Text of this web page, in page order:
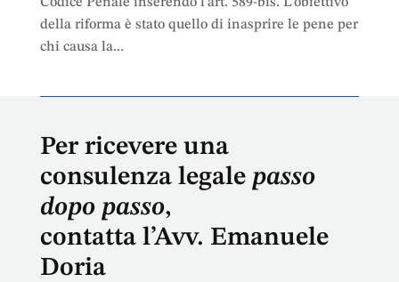
della riforma è stato quello di inasprire le pene per
chi causa la...
Per ricevere una
consulenza legale passo
dopo passo,
contatta l’Avv. Emanuele
Doria